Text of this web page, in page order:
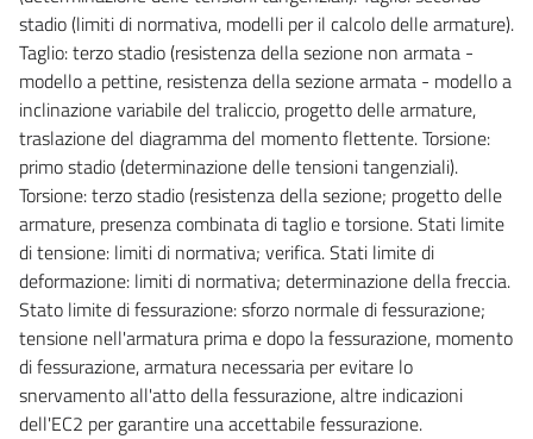
stadio (limiti di normativa, modelli per il calcolo delle armature).
Taglio: terzo stadio (resistenza della sezione non armata -
modello a pettine, resistenza della sezione armata - modello a
inclinazione variabile del traliccio, progetto delle armature,
traslazione del diagramma del momento flettente. Torsione:
primo stadio (determinazione delle tensioni tangenziali).
Torsione: terzo stadio (resistenza della sezione; progetto delle
armature, presenza combinata di taglio e torsione. Stati limite
di tensione: limiti di normativa; verifica. Stati limite di
deformazione: limiti di normativa; determinazione della freccia.
Stato limite di fessurazione: sforzo normale di fessurazione;
tensione nell'armatura prima e dopo la fessurazione, momento
di fessurazione, armatura necessaria per evitare lo
snervamento all'atto della fessurazione, altre indicazioni
dell'EC2 per garantire una accettabile fessurazione.